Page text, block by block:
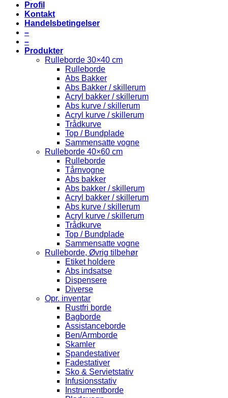
Profil
Kontakt
Handelsbetingelser
–
–
Produkter
Rulleborde 30×40 cm
Rulleborde
Abs Bakker
Abs Bakker / skillerum
Acryl bakker / skillerum
Abs kurve / skillerum
Acryl kurve / skillerum
Trådkurve
Top / Bundplade
Sammensatte vogne
Rulleborde 40×60 cm
Rulleborde
Tårnvogne
Abs bakker
Abs bakker / skillerum
Acryl bakker / skillerum
Abs kurve / skillerum
Acryl kurve / skillerum
Trådkurve
Top / Bundplade
Sammensatte vogne
Rulleborde, Øvrig tilbehør
Etiket holdere
Abs indsatse
Dispensere
Diverse
Opr. inventar
Rustfri borde
Bagborde
Assistanceborde
Ben/Armborde
Skamler
Spandestativer
Fadestativer
Sko & Servietstativ
Infusionsstativ
Instrumentborde